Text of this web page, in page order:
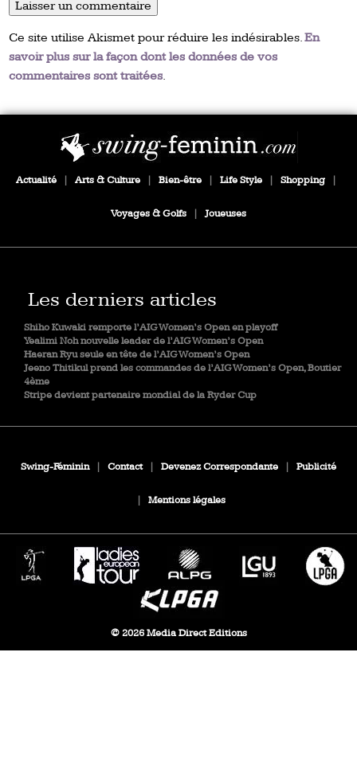
Ce site utilise Akismet pour réduire les indésirables.En
savoir plus sur la façon dont les données de vos
commentaires sont traitées.
Actualité | Arts & Culture | Bien-être | Life Style | Shopping |
Voyages & Golfs | Joueuses
Les derniers articles
Shiho Kuwaki remporte l’AIG Women’s Open en playoff
Yealimi Noh nouvelle leader de l’AIG Women’s Open
Haeran Ryu seule en tête de l’AIG Women’s Open
Jeeno Thitikul prend les commandes de l’AIG Women’s Open, Boutier
4ème
Stripe devient partenaire mondial de la Ryder Cup
Swing-Féminin | Contact | Devenez Correspondante | Publicité
| Mentions légales
© 2026 Media Direct Editions